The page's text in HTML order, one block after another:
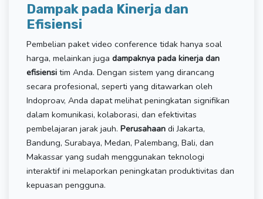
Dampak pada Kinerja dan
Efisiensi
Pembelian paket video conference tidak hanya soal
harga, melainkan juga dampaknya pada kinerja dan
efisiensi tim Anda. Dengan sistem yang dirancang
secara profesional, seperti yang ditawarkan oleh
Indoproav, Anda dapat melihat peningkatan signifikan
dalam komunikasi, kolaborasi, dan efektivitas
pembelajaran jarak jauh. Perusahaan di Jakarta,
Bandung, Surabaya, Medan, Palembang, Bali, dan
Makassar yang sudah menggunakan teknologi
interaktif ini melaporkan peningkatan produktivitas dan
kepuasan pengguna.